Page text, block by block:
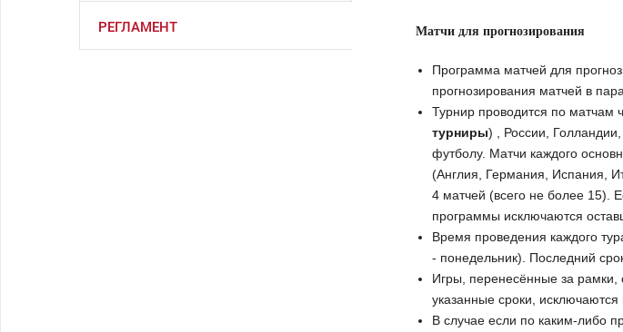
РЕГЛАМЕНТ Матчи для прогнозирования
Программа матчей для
прогнозирования матчей в
Турнир проводится по
турниры) , России,
футболу. Матчи каждого
(Англия, Германия, Испания,
4 матчей (всего не более 15).
программы исключаются
Время проведения каждого
- понедельник). Последний
Игры, перенесённые за
указанные сроки, исключаются
В случае если по каким-либо